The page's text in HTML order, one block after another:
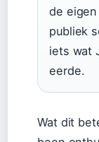
de
publiek
iets wat
eerde.
Wat dit